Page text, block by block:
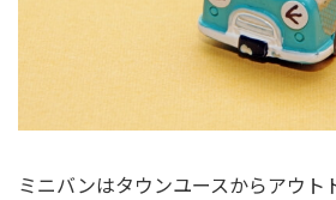
ミニバンはタウンユースからアウト